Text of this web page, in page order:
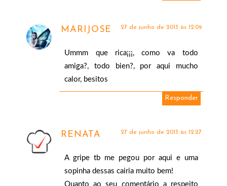
MARIJOSE 27 de junho de 2013 às 12:09
Ummm que rica¡¡¡, como va todo
amiga?, todo bien?, por aqui mucho
calor, besitos
Responder
RENATA 27 de junho de 2013 às 12:27
A gripe tb me pegou por aqui e uma
sopinha dessas cairia muito bem!
Quanto ao seu comentário a respeito